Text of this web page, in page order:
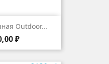
Outdoor...
₽